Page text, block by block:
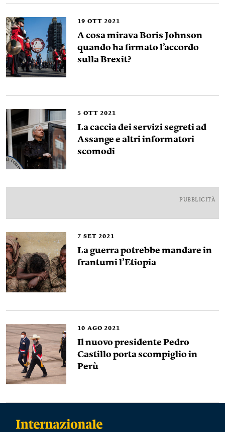
19 OTT 2021
A cosa mirava Boris Johnson
quando ha firmato l’accordo
sulla Brexit?
5 OTT 2021
La caccia dei servizi segreti ad
Assange e altri informatori
scomodi
PUBBLICITÀ
7 SET 2021
La guerra potrebbe mandare in
frantumi l’Etiopia
10 AGO 2021
Il nuovo presidente Pedro
Castillo porta scompiglio in
Perù